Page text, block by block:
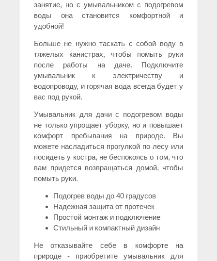
занятие, но с умывальником с подогревом
воды она становится комфортной и
удобной!
Больше не нужно таскать с собой воду в
тяжелых канистрах, чтобы помыть руки
после работы на даче. Подключите
умывальник к электричеству и
водопроводу, и горячая вода всегда будет у
вас под рукой.
Умывальник для дачи с подогревом воды
не только упрощает уборку, но и повышает
комфорт пребывания на природе. Вы
можете насладиться прогулкой по лесу или
посидеть у костра, не беспокоясь о том, что
вам придется возвращаться домой, чтобы
помыть руки.
Подогрев воды до 40 градусов
Надежная защита от протечек
Простой монтаж и подключение
Стильный и компактный дизайн
Не отказывайте себе в комфорте на
природе - приобретите умывальник для